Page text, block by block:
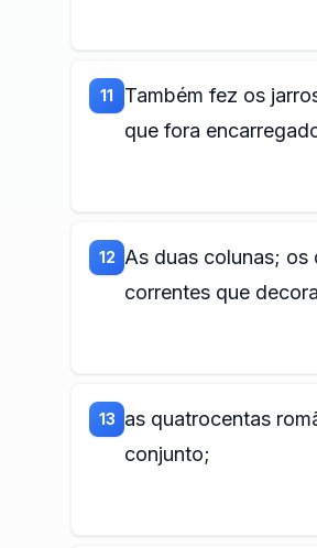
11
Também fez os
que fora
12 As duas colunas;
correntes que
13 as quatrocentas
conjunto;